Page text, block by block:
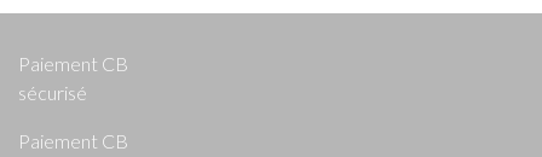
Paiement CB
sécurisé
Paiement CB